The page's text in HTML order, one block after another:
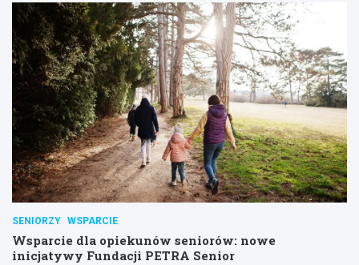
SENIORZY WSPARCIE
Wsparcie dla opiekunów seniorów: nowe
inicjatywy Fundacji PETRA Senior